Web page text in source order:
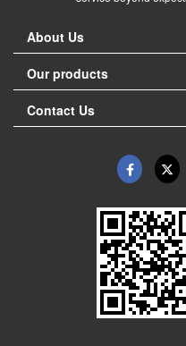
About Us
Our products
Contact Us